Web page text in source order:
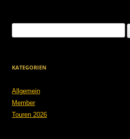
KATEGORIEN
Allgemein
Member
Touren 2026